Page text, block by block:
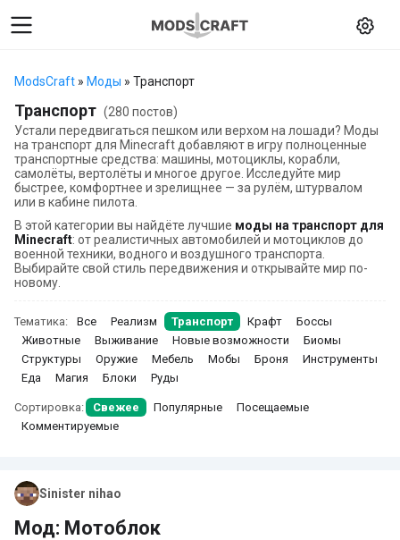
ModsCraft » Моды » Транспорт
Транспорт (280 постов)
Устали передвигаться пешком или верхом на лошади? Моды
на транспорт для Minecraft добавляют в игру полноценные
транспортные средства: машины, мотоциклы, корабли,
самолёты, вертолёты и многое другое. Исследуйте мир
быстрее, комфортнее и зрелищнее — за рулём, штурвалом
или в кабине пилота.
В этой категории вы найдёте лучшие моды на транспорт для
Minecraft: от реалистичных автомобилей и мотоциклов до
военной техники, водного и воздушного транспорта.
Выбирайте свой стиль передвижения и открывайте мир по-
новому.
Тематика: Все Реализм Транспорт Крафт
Боссы
Животные
Выживание Новые возможности
Биомы
Структуры
Оружие Мебель Мобы Броня
Инструменты
Еда
Магия Блоки Руды
Сортировка: Свежее Популярные
Посещаемые
Комментируемые
Sinister nihao
Мод: Мотоблок